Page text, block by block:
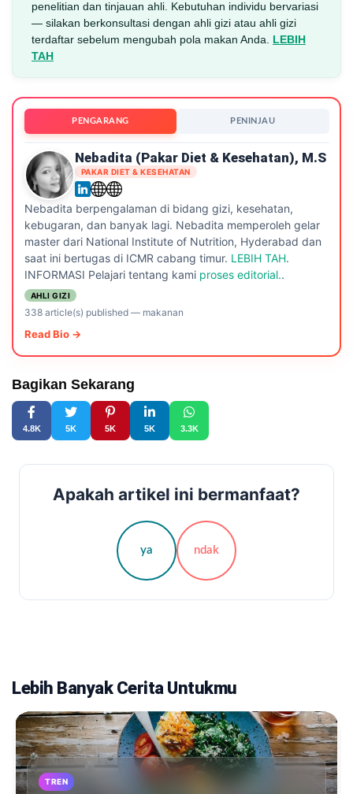
penelitian dan tinjauan ahli. Kebutuhan individu bervariasi
— silakan berkonsultasi dengan ahli gizi atau ahli gizi
terdaftar sebelum mengubah pola makan Anda. LEBIH
TAH
PENGARANG PENINJAU
Nebadita (Pakar Diet & Kesehatan), M.S
PAKAR DIET & KESEHATAN
Nebadita berpengalaman di bidang gizi, kesehatan,
kebugaran, dan banyak lagi. Nebadita memperoleh gelar
master dari National Institute of Nutrition, Hyderabad dan
saat ini bertugas di ICMR cabang timur. LEBIH TAH.
INFORMASI Pelajari tentang kami proses editorial..
AHLI GIZI
338 article(s) published— makanan
Read Bio →
Bagikan Sekarang
4.8K 5K 5K 5K 3.3K
Apakah artikel ini bermanfaat?
ya ndak
Lebih Banyak Cerita Untukmu
TREN